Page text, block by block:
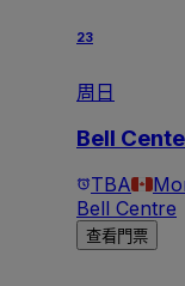
23
周日
Bell
TBA
Bell Centre
查看門票